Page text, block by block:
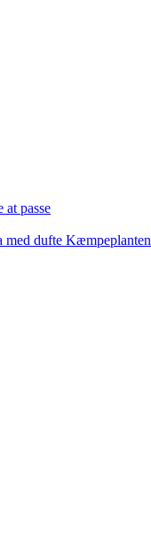
at passe
Kæmpeplanten